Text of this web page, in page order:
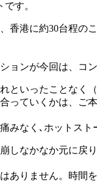
す。
香港に約30台程の
ョンが今回は、コ
といったことなく
っていくかは、ご
みなく､ホットス
しなかなか元に戻
ありません。時間